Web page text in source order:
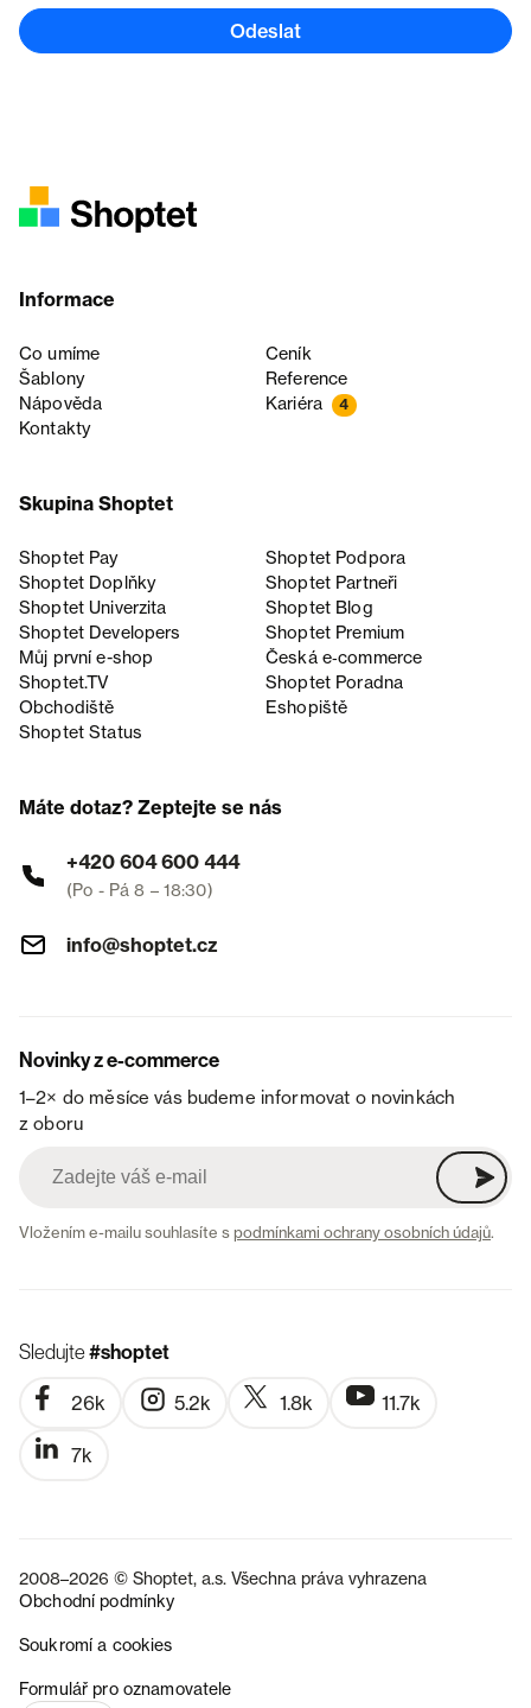
Odeslat
Informace
Co umíme
Ceník
Šablony
Reference
Nápověda
Kariéra 4
Kontakty
Skupina Shoptet
Shoptet Pay
Shoptet Podpora
Shoptet Doplňky
Shoptet Partneři
Shoptet Univerzita
Shoptet Blog
Shoptet Developers
Shoptet Premium
Můj první e-shop
Česká e‑commerce
Shoptet.TV
Shoptet Poradna
Obchodiště
Eshopiště
Shoptet Status
Máte dotaz? Zeptejte se nás
+420 604 600 444
(Po - Pá 8 – 18:30)
info@shoptet.cz
Novinky z e-commerce
1–2× do měsíce vás budeme informovat o novinkách
z oboru
Vložením e-mailu souhlasíte spodmínkami ochrany osobních údajů.
Sledujte#shoptet
26k 5.2k 1.8k 11.7k
7k
2008–2026 © Shoptet, a.s. Všechna práva vyhrazena
Obchodní podmínky
Soukromí a cookies
Formulář pro oznamovatele